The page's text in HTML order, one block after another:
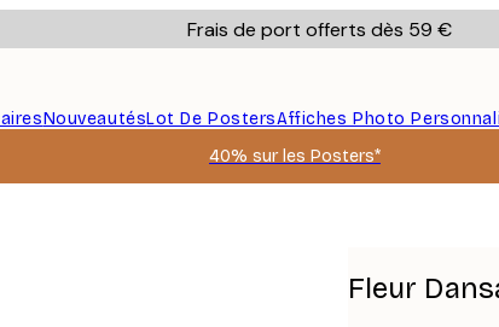
Frais de port offerts dès 59 €
NouveautésLot De PostersAffiches Photo
40% sur les Posters*
Fleur